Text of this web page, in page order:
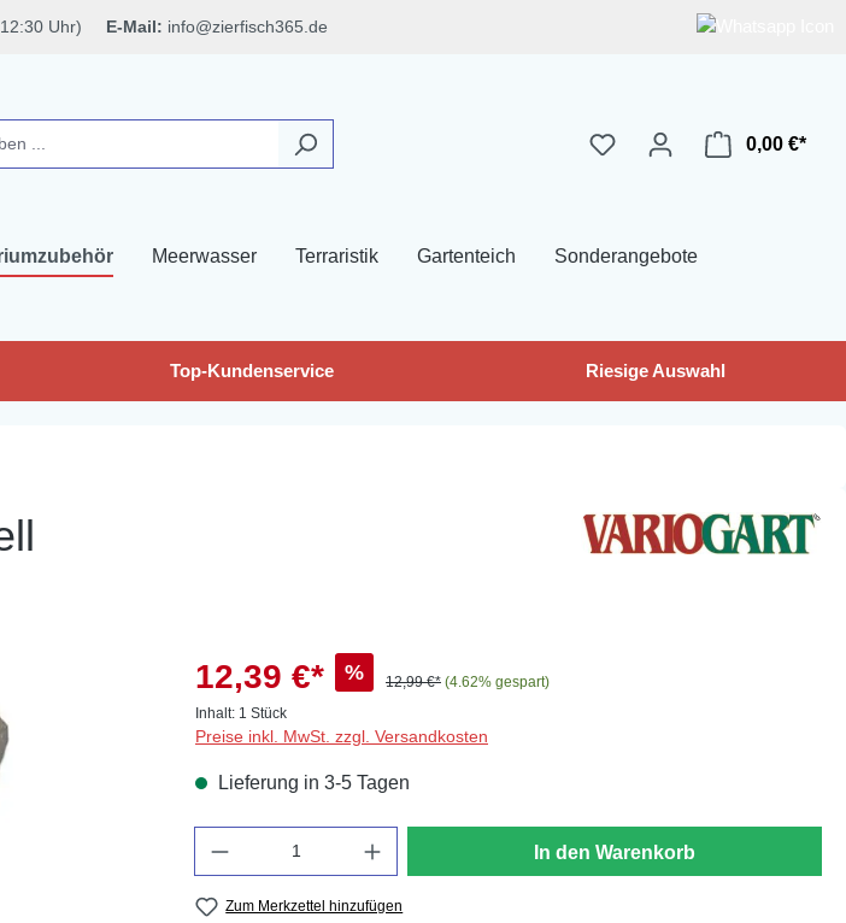
12:30 Uhr) E-Mail: info@zierfisch365.de
0,00 €*
Meerwasser Terraristik Gartenteich Sonderangebote
Top-Kundenservice Riesige Auswahl
12,39 €* % 12,99 €* (4.62% gespart)
Inhalt: 1 Stück
Preise inkl. MwSt. zzgl. Versandkosten
Lieferung in 3-5 Tagen
In den Warenkorb
Zum Merkzettel hinzufügen